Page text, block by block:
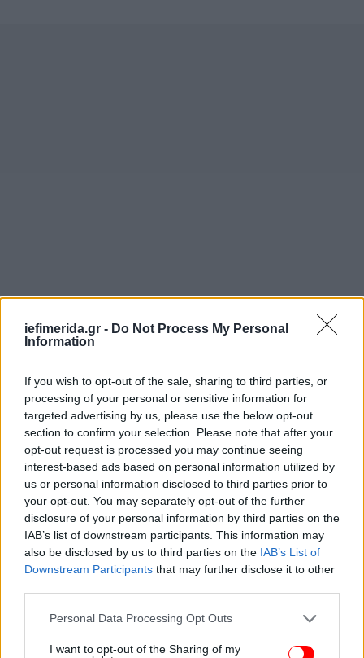
iefimerida.gr - Do Not Process My Personal
Information
If you wish to opt-out of the sale, sharing to third parties, or
processing of your personal or sensitive information for
targeted advertising by us, please use the below opt-out
section to confirm your selection. Please note that after your
opt-out request is processed you may continue seeing
interest-based ads based on personal information utilized by
us or personal information disclosed to third parties prior to
your opt-out. You may separately opt-out of the further
disclosure of your personal information by third parties on the
IAB’s list of downstream participants. This information may
also be disclosed by us to third parties on the IAB’s List of
Downstream Participants that may further disclose it to other
Please note that this website/app uses one or more Google
not limited to your visit or usage behaviour. You may click to
Personal Data Processing Opt Outs
I want to opt-out of the Sharing of my
«Αυτό δεν είναι και τόσο καλό!», είπε γελώντας ο
Γιώργος Παπαδάκης, σπεύδοντας να προσθέσει: